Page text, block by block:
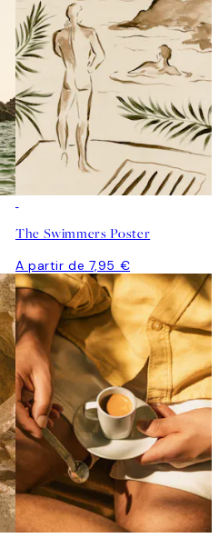
The Swimmers Poster
A partir de 7,95 €